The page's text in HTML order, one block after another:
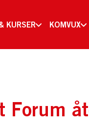
KURSER KOMVUX
Forum